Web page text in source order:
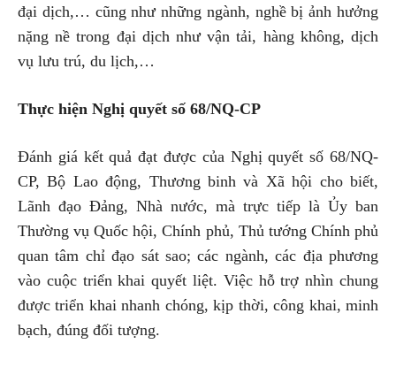
đại dịch,… cũng như những ngành, nghề bị ảnh hưởng
nặng nề trong đại dịch như vận tải, hàng không, dịch
vụ lưu trú, du lịch,…
Thực hiện Nghị quyết số 68/NQ-CP
Đánh giá kết quả đạt được của Nghị quyết số 68/NQ-
CP, Bộ Lao động, Thương binh và Xã hội cho biết,
Lãnh đạo Đảng, Nhà nước, mà trực tiếp là Ủy ban
Thường vụ Quốc hội, Chính phủ, Thủ tướng Chính phủ
quan tâm chỉ đạo sát sao; các ngành, các địa phương
vào cuộc triển khai quyết liệt. Việc hỗ trợ nhìn chung
được triển khai nhanh chóng, kịp thời, công khai, minh
bạch, đúng đối tượng.